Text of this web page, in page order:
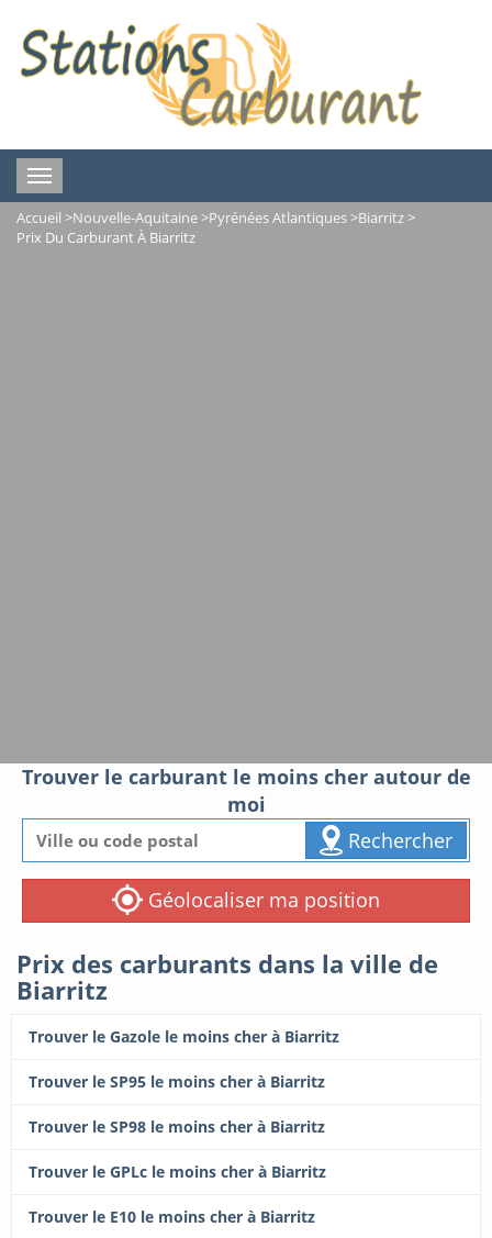
Toggle
navigation
Accueil >Nouvelle-Aquitaine>Pyrénées Atlantiques>Biarritz>
Prix Du Carburant À Biarritz
Trouver le carburant le moins cher autour de
moi
Rechercher
Géolocaliser ma position
Prix des carburants dans la ville de
Biarritz
Trouver le Gazole le moins cher à Biarritz
Trouver le SP95 le moins cher à Biarritz
Trouver le SP98 le moins cher à Biarritz
Trouver le GPLc le moins cher à Biarritz
Trouver le E10 le moins cher à Biarritz